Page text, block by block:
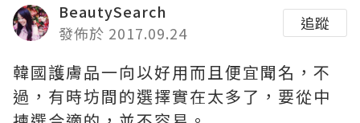
BeautySearch
發佈於 2017.09.24
追蹤
韓國護膚品一向以好用而且便宜聞名，不
過，有時坊間的選擇實在太多了，要從中